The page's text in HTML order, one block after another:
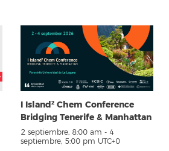
I Island² Chem Conference
Bridging Tenerife & Manhattan
2 septiembre, 8:00 am - 4
septiembre, 5:00 pm UTC+0